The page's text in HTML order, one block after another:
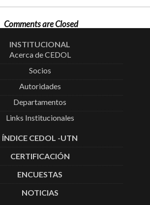
Comments are Closed
INSTITUCIONAL
Acerca de CEDOL
Socios
Autoridades
Departamentos
Links Institucionales
ÍNDICE CEDOL -UTN
CERTIFICACIÓN
ENCUESTAS
NOTICIAS